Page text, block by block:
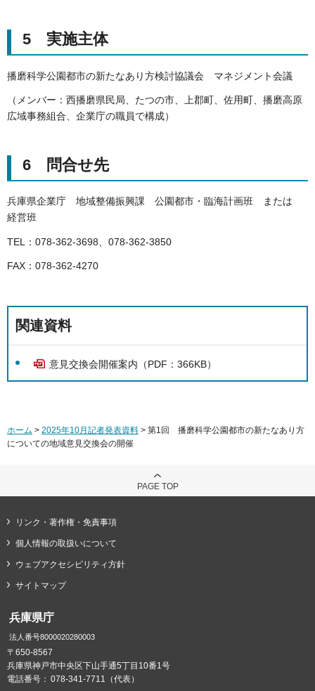
5 実施主体
播磨科学公園都市の新たなあり方検討協議会 マネジメント会議
（メンバー：西播磨県民局、たつの市、上郡町、佐用町、播磨高原
広域事務組合、企業庁の職員で構成）
6 問合せ先
兵庫県企業庁 地域整備振興課 公園都市・臨海計画班 または
経営班
TEL：078-362-3698、078-362-3850
FAX：078-362-4270
関連資料
意見交換会開催案内（PDF：366KB）
ホーム > 2025年10月記者発表資料 > 第1回 播磨科学公園都市の新たなあり方
についての地域意見交換会の開催
PAGE TOP
リンク・著作権・免責事項
個人情報の取扱いについて
ウェブアクセシビリティ方針
サイトマップ
兵庫県庁
法人番号8000020280003
〒650-8567
兵庫県神戸市中央区下山手通5丁目10番1号
電話番号： 078-341-7711（代表）